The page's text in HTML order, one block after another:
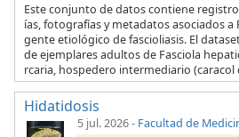
Este conjunto de datos contiene
ías, fotografías y metadatos asociados a
gente etiológico de fascioliasis. El
de ejemplares adultos de Fasciola
rcaria, hospedero intermediario (caracol
Hidatidosis
5 jul. 2026- Facultad de